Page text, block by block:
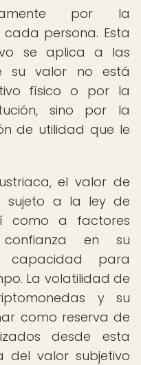
por la
persona. Esta
se aplica a las
su valor no está
físico o por la
sino por la
de utilidad que le
el valor de
sujeto a la ley de
como a factores
en su
para
La volatilidad de
y su
como reserva de
desde esta
valor subjetivo